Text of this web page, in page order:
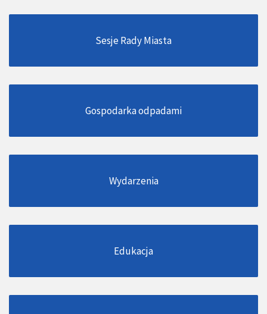
Sesje Rady Miasta
Gospodarka odpadami
Wydarzenia
Edukacja